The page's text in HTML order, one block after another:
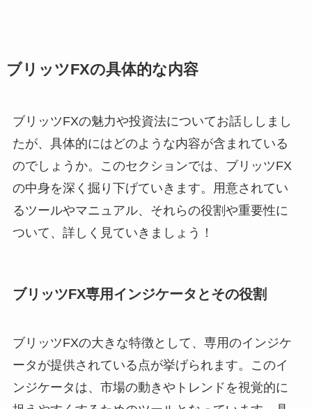
ブリッツFXの具体的な内容
ブリッツFXの魅力や投資法についてお話ししまし
たが、具体的にはどのような内容が含まれている
のでしょうか。このセクションでは、ブリッツFX
の中身を深く掘り下げていきます。用意されてい
るツールやマニュアル、それらの役割や重要性に
ついて、詳しく見ていきましょう！
ブリッツFX専用インジケータとその役割
ブリッツFXの大きな特徴として、専用のインジケ
ータが提供されている点が挙げられます。このイ
ンジケータは、市場の動きやトレンドを視覚的に